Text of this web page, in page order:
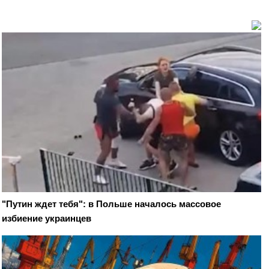
"Путин ждет тебя": в Польше началось массовое
избиение украинцев